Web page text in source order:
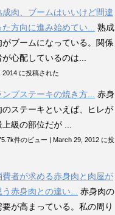
成肉、ブームはいいけど間違
た方向に進み始めてい...
熟成
がブームになっている。関係
が心配しているのは...
2014 に投稿された
ンプステーキの焼き方...
赤身
のステーキといえば、ヒレが
上級の部位だが ...
件のビュー | March 29, 2012 に投
費者が求める赤身肉と肉屋が
う赤身肉との違い...
赤身肉の
要が高まっている。私の周り